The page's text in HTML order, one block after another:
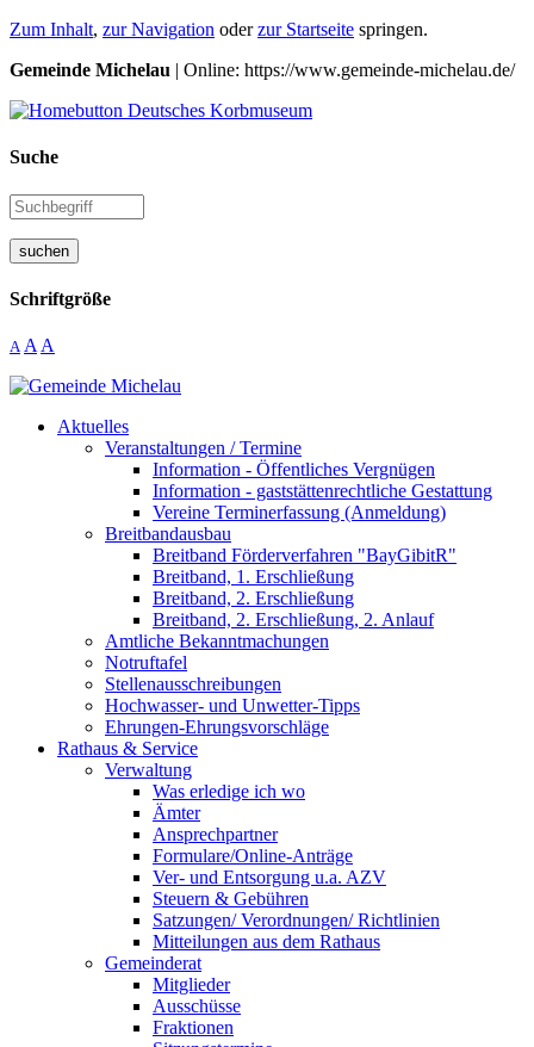
Zum Inhalt, zur Navigation oderzur Startseite springen.
Gemeinde Michelau | Online: https://www.gemeinde-michelau.de/
Suche
suchen
Schriftgröße
A A A
Aktuelles
Veranstaltungen / Termine
Information - Öffentliches Vergnügen
Information - gaststättenrechtliche Gestattung
Vereine Terminerfassung (Anmeldung)
Breitbandausbau
Breitband Förderverfahren "BayGibitR"
Breitband, 1. Erschließung
Breitband, 2. Erschließung
Breitband, 2. Erschließung, 2. Anlauf
Amtliche Bekanntmachungen
Notruftafel
Stellenausschreibungen
Hochwasser- und Unwetter-Tipps
Ehrungen-Ehrungsvorschläge
Rathaus & Service
Verwaltung
Was erledige ich wo
Ämter
Ansprechpartner
Formulare/Online-Anträge
Ver- und Entsorgung u.a. AZV
Steuern & Gebühren
Satzungen/ Verordnungen/ Richtlinien
Mitteilungen aus dem Rathaus
Gemeinderat
Mitglieder
Ausschüsse
Fraktionen